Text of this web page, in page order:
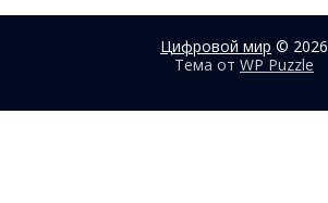
Цифровой мир © 2026
Тема от WP Puzzle